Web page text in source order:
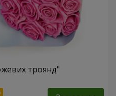
троянд"